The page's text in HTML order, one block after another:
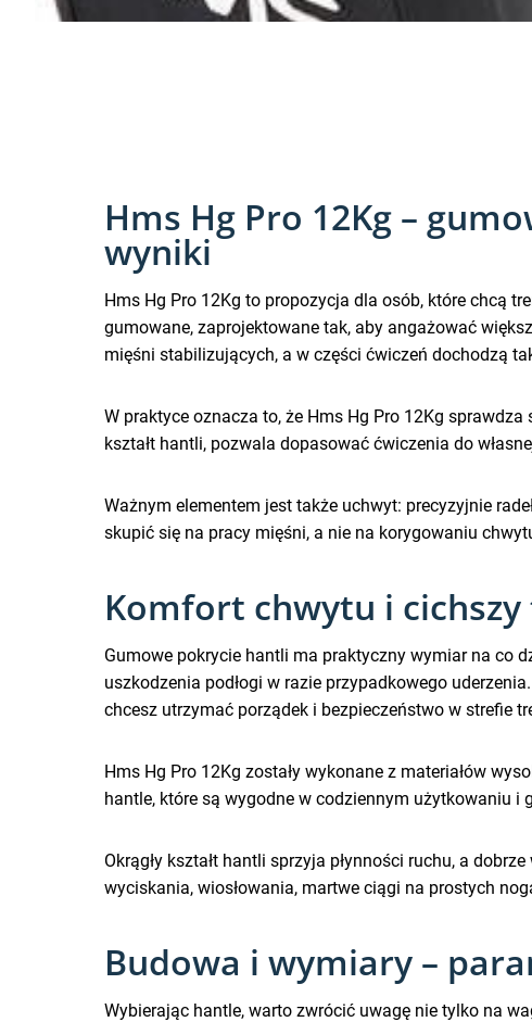
Hms Hg Pro 12Kg –
wyniki
Hms Hg Pro 12Kg to propozycja dla osób, które chcą
gumowane, zaprojektowane tak, aby angażować
mięśni stabilizujących, a w części ćwiczeń dochodzą
W praktyce oznacza to, że Hms Hg Pro 12Kg
kształt hantli, pozwala dopasować ćwiczenia do
Ważnym elementem jest także uchwyt: precyzyjnie
skupić się na pracy mięśni, a nie na korygowaniu
Komfort chwytu i
Gumowe pokrycie hantli ma praktyczny wymiar na co
uszkodzenia podłogi w razie przypadkowego
chcesz utrzymać porządek i bezpieczeństwo w strefie
Hms Hg Pro 12Kg zostały wykonane z materiałów
hantle, które są wygodne w codziennym użytkowaniu i
Okrągły kształt hantli sprzyja płynności ruchu, a
wyciskania, wiosłowania, martwe ciągi na prostych
Budowa i wymiary –
Wybierając hantle, warto zwrócić uwagę nie tylko na